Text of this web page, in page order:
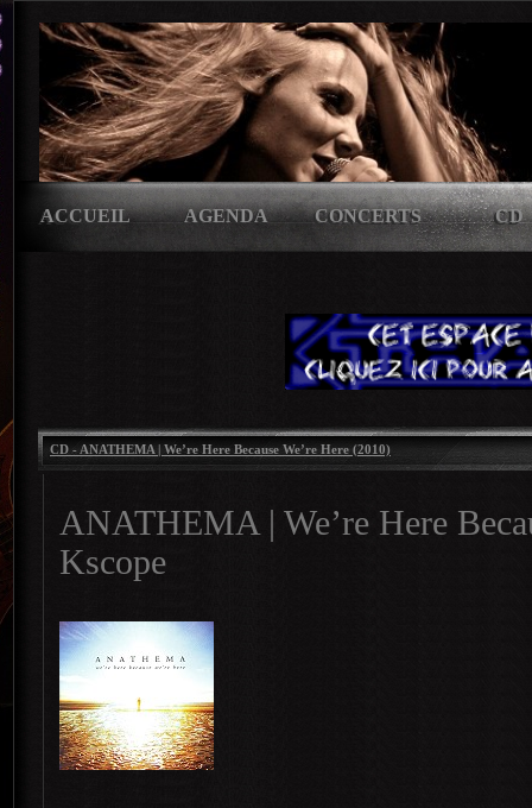
ACCUEIL AGENDA CONCERTS CD
CD - ANATHEMA | We’re Here Because We’re Here (2010)
ANATHEMA | We’re Here
Kscope